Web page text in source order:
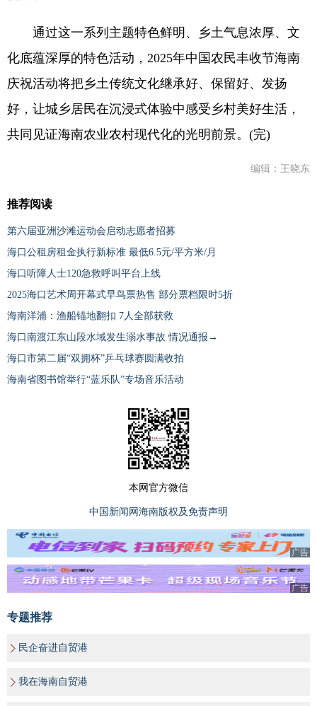
通过这一系列主题特色鲜明、乡土气息浓厚、文
化底蕴深厚的特色活动，2025年中国农民丰收节海南
庆祝活动将把乡土传统文化继承好、保留好、发扬
好，让城乡居民在沉浸式体验中感受乡村美好生活，
共同见证海南农业农村现代化的光明前景。(完)
编辑：王晓东
推荐阅读
第六届亚洲沙滩运动会启动志愿者招募
海口公租房租金执行新标准 最低6.5元/平方米/月
海口听障人士120急救呼叫平台上线
2025海口艺术周开幕式早鸟票热售 部分票档限时5折
海南洋浦：渔船锚地翻扣 7人全部获救
海口南渡江东山段水域发生溺水事故 情况通报→
海口市第二届“双拥杯”乒乓球赛圆满收拍
海南省图书馆举行“蓝乐队”专场音乐活动
本网官方微信
中国新闻网海南版权及免责声明
广告
广告
专题推荐
民企奋进自贸港
我在海南自贸港